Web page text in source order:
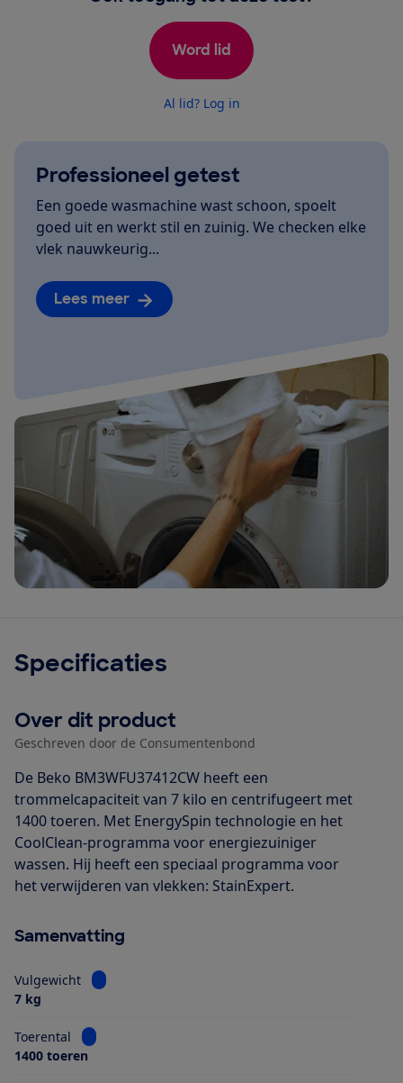
Word lid
Al lid? Log in
Professioneel getest
Een goede wasmachine wast schoon, spoelt
goed uit en werkt stil en zuinig. We checken elke
vlek nauwkeurig...
Lees meer
Specificaties
Over dit product
Geschreven door de Consumentenbond
De Beko BM3WFU37412CW heeft een
trommelcapaciteit van 7 kilo en centrifugeert met
1400 toeren. Met EnergySpin technologie en het
CoolClean-programma voor energiezuiniger
wassen. Hij heeft een speciaal programma voor
het verwijderen van vlekken: StainExpert.
Samenvatting
Vulgewicht
Bekijk informatie voor Vulgewicht
7 kg
Toerental
Bekijk informatie voor Toerental
1400 toeren